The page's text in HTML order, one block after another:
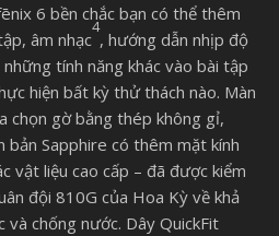
6 bền chắc bạn có thể thêm
âm nhạc
4
, hướng dẫn nhịp độ
tính năng khác vào bài tập
hiện bất kỳ thử thách nào. Màn
chọn gờ bằng thép không gỉ,
bản Sapphire có thêm mặt kính
vật liệu cao cấp – đã được kiểm
đội 810G của Hoa Kỳ về khả
và chống nước. Dây QuickFit